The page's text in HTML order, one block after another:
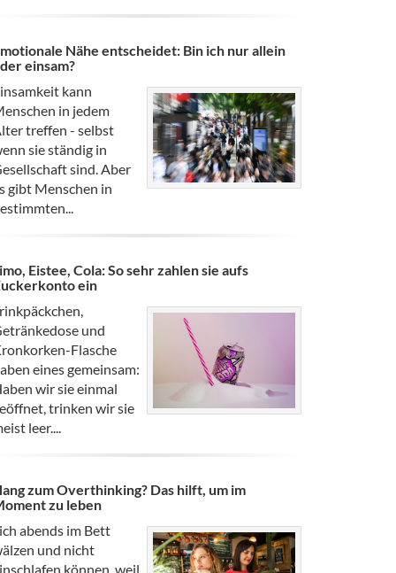
Nähe entscheidet: Bin ich nur allein
einsam?
kann
in jedem
treffen - selbst
sie ständig in
sind. Aber
gibt Menschen in
Eistee, Cola: So sehr zahlen sie aufs
ein
und
Flasche
eines gemeinsam:
wir sie einmal
trinken wir sie
leer....
zum Overthinking? Das hilft, um im
zu leben
abends im Bett
und nicht
können, weil